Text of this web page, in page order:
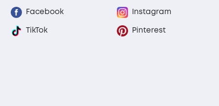
Facebook Instagram
TikTok Pinterest